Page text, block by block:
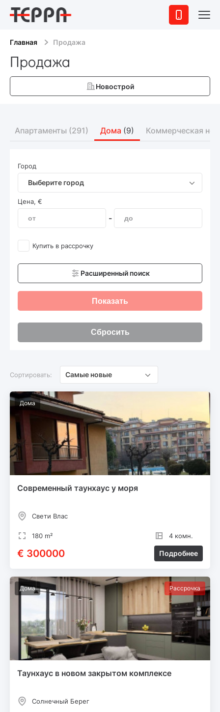
Главная Продажа
Продажа
Новострой
Апартаменты (291) Дома (9) Коммерческая
Город
Выберите город
Цена, €
-
Купить в рассрочку
Расширенный поиск
Показать
Сбросить
Сортировать: Самые новые
Дома
Современный таунхаус у моря
Свети Влас
180 m² 4 комн.
€ 300000 Подробнее
Дома Рассрочка
Таунхаус в новом закрытом комплексе
Солнечный Берег